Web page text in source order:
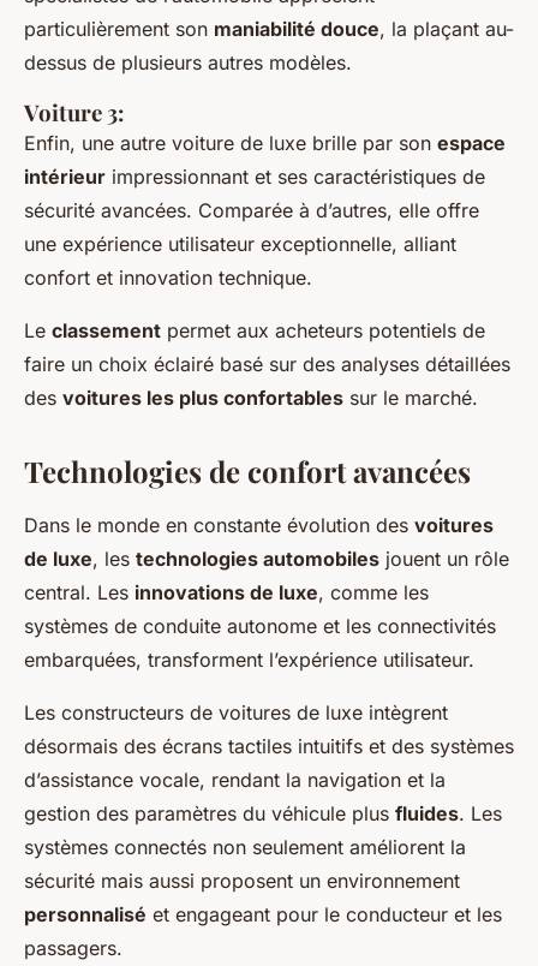
particulièrement son maniabilité douce, la plaçant au-
dessus de plusieurs autres modèles.
Voiture 3:
Enfin, une autre voiture de luxe brille par son espace
intérieur impressionnant et ses caractéristiques de
sécurité avancées. Comparée à d’autres, elle offre
une expérience utilisateur exceptionnelle, alliant
confort et innovation technique.
Le classement permet aux acheteurs potentiels de
faire un choix éclairé basé sur des analyses détaillées
des voitures les plus confortables sur le marché.
Technologies de confort avancées
Dans le monde en constante évolution des voitures
de luxe, les technologies automobiles jouent un rôle
central. Les innovations de luxe, comme les
systèmes de conduite autonome et les connectivités
embarquées, transforment l’expérience utilisateur.
Les constructeurs de voitures de luxe intègrent
désormais des écrans tactiles intuitifs et des systèmes
d’assistance vocale, rendant la navigation et la
gestion des paramètres du véhicule plus fluides. Les
systèmes connectés non seulement améliorent la
sécurité mais aussi proposent un environnement
personnalisé et engageant pour le conducteur et les
passagers.